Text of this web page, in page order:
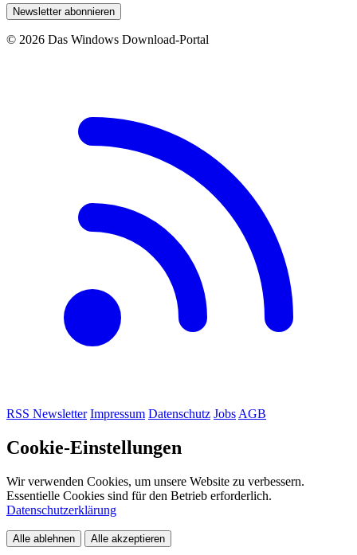
Newsletter abonnieren
© 2026 Das Windows Download-Portal
RSS Newsletter Impressum Datenschutz JobsAGB
Cookie-Einstellungen
Wir verwenden Cookies, um unsere Website zu verbessern.
Essentielle Cookies sind für den Betrieb erforderlich.
Datenschutzerklärung
Alle ablehnen Alle akzeptieren